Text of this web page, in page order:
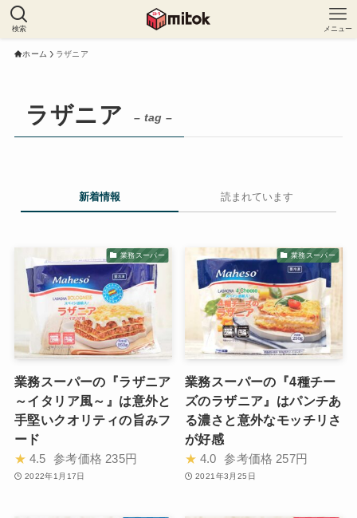
検索 メニュー
ホーム ラザニア
ラザニア – tag –
新着情報 読まれています
業務スーパー
業務スーパーの『ラザニア
～イタリア風～』は意外と
手堅いクオリティの旨みフ
ード
★ 4.5 参考価格 235円
2022年1月17日
業務スーパー
業務スーパーの『4種チー
ズのラザニア』はパンチあ
る濃さと意外なモッチリさ
が好感
★ 4.0 参考価格 257円
2021年3月25日